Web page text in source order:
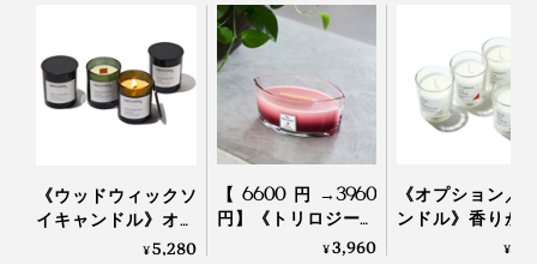
ふたは、ワインのコルクをアップサイクルして使用して
います。
《ウッドウィックソ
イキャンドル》オー
ストラリアの大自然
¥5,280
【6600円→3960
円】《トリロジーハ
ースウィック》まる
¥3,960
《オプション／
ンドル》香りが
りやすい植物性
¥